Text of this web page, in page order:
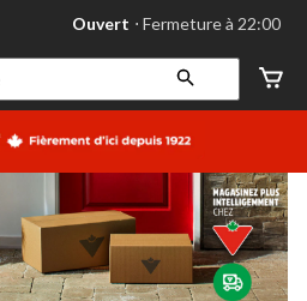
votre
préféré
Leduc,
AB,
courament
Fermeture
à
22:00
cliquer
pour
changer
Ouvert ⋅ Fermeture à 22:00